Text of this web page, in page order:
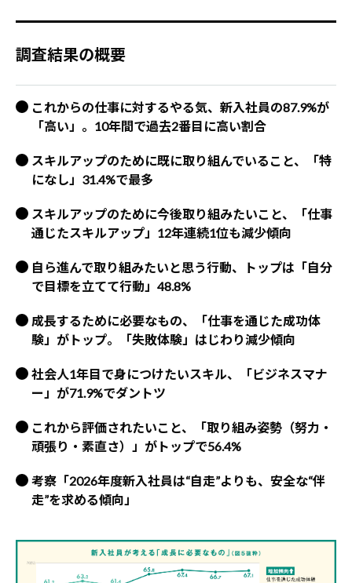
調査結果の概要
これからの仕事に対するやる気、新入社員の87.9%が
「高い」。10年間で過去2番目に高い割合
スキルアップのために既に取り組んでいること、「特
になし」31.4%で最多
スキルアップのために今後取り組みたいこと、「仕事
通じたスキルアップ」12年連続1位も減少傾向
自ら進んで取り組みたいと思う行動、トップは「自分
で目標を立てて行動」48.8%
成長するために必要なもの、「仕事を通じた成功体
験」がトップ。「失敗体験」はじわり減少傾向
社会人1年目で身につけたいスキル、「ビジネスマナ
ー」が71.9%でダントツ
これから評価されたいこと、「取り組み姿勢（努力・
頑張り・素直さ）」がトップで56.4%
考察「2026年度新入社員は“自走”よりも、安全な“伴
走”を求める傾向」